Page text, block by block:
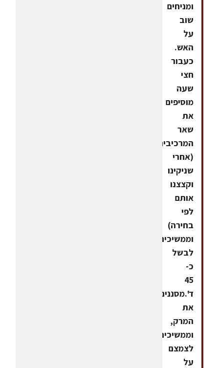
ומניחים
שוב
על
האש.
כעבור
חצי
שעה
מוסיפים
את
שאר
המרכיבים
(אחרי
שניקינו
וקצצנו
אותם
לפי
בחירה)
וממשיכים
לבשל
כ-
45
ד'.מסננים
את
המרק,
וממשיכים
לצמצם
על